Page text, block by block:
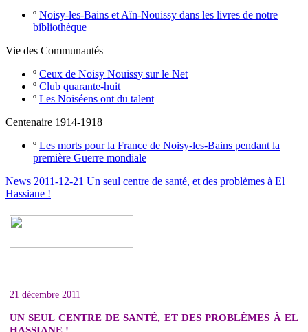
º Noisy-les-Bains et Aïn-Nouissy dans les livres de notre
bibliothèque
Vie des Communautés
º Ceux de Noisy Nouissy sur le Net
º Club quarante-huit
º Les Noiséens ont du talent
Centenaire 1914-1918
º Les morts pour la France de Noisy-les-Bains pendant la
première Guerre mondiale
News 2011-12-21 Un seul centre de santé, et des problèmes à El
Hassiane !
21 décembre 2011
UN SEUL CENTRE DE SANTÉ, ET DES PROBLÈMES À EL